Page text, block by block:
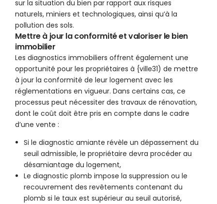
sur la situation du bien par rapport aux risques
naturels, miniers et technologiques, ainsi qu’à la
pollution des sols.
Mettre à jour la conformité et valoriser le bien
immobilier
Les diagnostics immobiliers offrent également une
opportunité pour les propriétaires à {ville31) de mettre
à jour la conformité de leur logement avec les
réglementations en vigueur. Dans certains cas, ce
processus peut nécessiter des travaux de rénovation,
dont le coût doit être pris en compte dans le cadre
d’une vente :
Si le diagnostic amiante révèle un dépassement du
seuil admissible, le propriétaire devra procéder au
désamiantage du logement,
Le diagnostic plomb impose la suppression ou le
recouvrement des revêtements contenant du
plomb si le taux est supérieur au seuil autorisé,